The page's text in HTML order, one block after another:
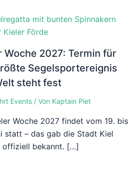
Woche 2027: Termin für
Segelsportereignis
steht fest
Events / Von Kaptain Piet
Woche 2027 findet vom 19. bis
statt – das gab die Stadt Kiel
offiziell bekannt. […]